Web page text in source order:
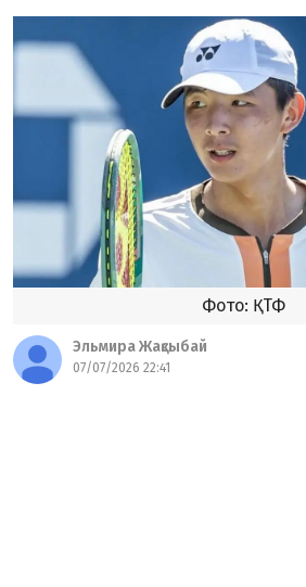
Фото: ҚТФ
Эльмира Жақсыбай
07/07/2026 22:41